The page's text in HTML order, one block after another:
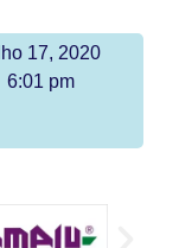
17, 2020
6:01 pm